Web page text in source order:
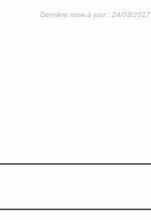
Dernière mise à jour : 24/03/2017